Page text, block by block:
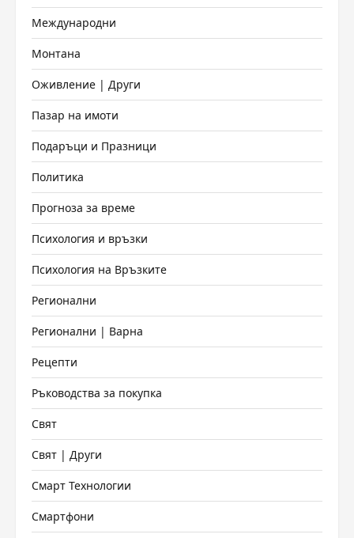
Международни
Монтана
Оживление | Други
Пазар на имоти
Подаръци и Празници
Политика
Прогноза за време
Психология и връзки
Психология на Връзките
Регионални
Регионални | Варна
Рецепти
Ръководства за покупка
Свят
Свят | Други
Смарт Технологии
Смартфони